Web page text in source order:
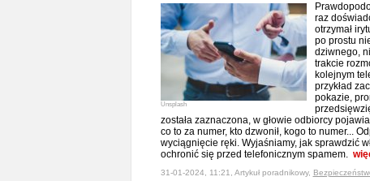
Unsplash
raz
otrzymał
po prostu
dziwnego,
trakcie
kolejnym
przykład
pokazie,
została zaznaczona, w głowie odbiorcy
co to za numer, kto dzwonił, kogo to numer...
wyciągnięcie ręki. Wyjaśniamy, jak sprawdzić
ochronić się przed telefonicznym spamem.
31-01-2024, 11:21, Artykuł poradnikowy,